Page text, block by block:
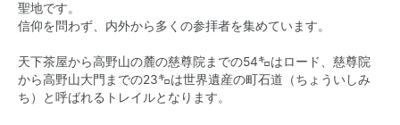
聖地です。
信仰を問わず、内外から多くの参拝者を集めています。
天下茶屋から高野山の麓の慈尊院までの54㌔はロード、慈尊院
から高野山大門までの23㌔は世界遺産の町石道（ちょういしみ
ち）と呼ばれるトレイルとなります。